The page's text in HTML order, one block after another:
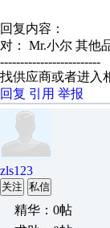
回复内容：
对： Mr.小尔 其他
-------------------------
找供应商或者进入
回复 引用 举报
zls123
关注 私信
精华：0帖